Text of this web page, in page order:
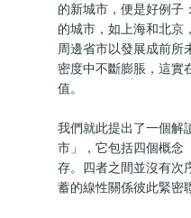
的新城市，便是好例子
的城市，如上海和北京
周邊省市以發展成前所
密度中不斷膨脹，這實
值。
我們就此提出了一個解
市」，它包括四個概念
存。四者之間並沒有次
蓄的線性關係彼此緊密